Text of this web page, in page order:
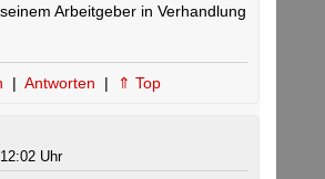
Arbeitgeber in Verhandlung
| Antworten | ⇑ Top
Uhr